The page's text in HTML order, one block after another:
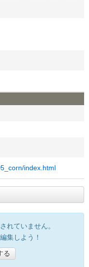
index.html
れていません。
集しよう！
る